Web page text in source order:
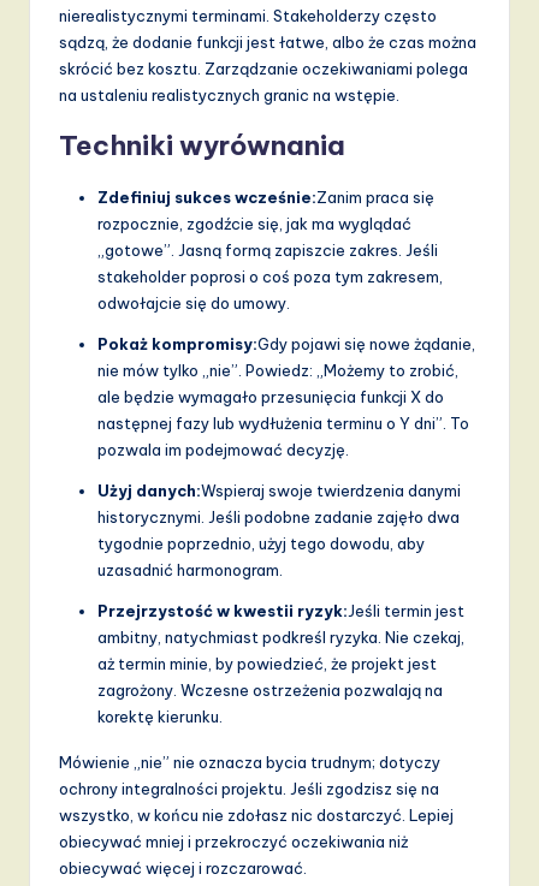
nierealistycznymi terminami. Stakeholderzy często
sądzą, że dodanie funkcji jest łatwe, albo że czas można
skrócić bez kosztu. Zarządzanie oczekiwaniami polega
na ustaleniu realistycznych granic na wstępie.
Techniki wyrównania
Zdefiniuj sukces wcześnie:Zanim praca się
rozpocznie, zgodźcie się, jak ma wyglądać
„gotowe”. Jasną formą zapiszcie zakres. Jeśli
stakeholder poprosi o coś poza tym zakresem,
odwołajcie się do umowy.
Pokaż kompromisy:Gdy pojawi się nowe żądanie,
nie mów tylko „nie”. Powiedz: „Możemy to zrobić,
ale będzie wymagało przesunięcia funkcji X do
następnej fazy lub wydłużenia terminu o Y dni”. To
pozwala im podejmować decyzję.
Użyj danych:Wspieraj swoje twierdzenia danymi
historycznymi. Jeśli podobne zadanie zajęło dwa
tygodnie poprzednio, użyj tego dowodu, aby
uzasadnić harmonogram.
Przejrzystość w kwestii ryzyk:Jeśli termin jest
ambitny, natychmiast podkreśl ryzyka. Nie czekaj,
aż termin minie, by powiedzieć, że projekt jest
zagrożony. Wczesne ostrzeżenia pozwalają na
korektę kierunku.
Mówienie „nie” nie oznacza bycia trudnym; dotyczy
ochrony integralności projektu. Jeśli zgodzisz się na
wszystko, w końcu nie zdołasz nic dostarczyć. Lepiej
obiecywać mniej i przekroczyć oczekiwania niż
obiecywać więcej i rozczarować.